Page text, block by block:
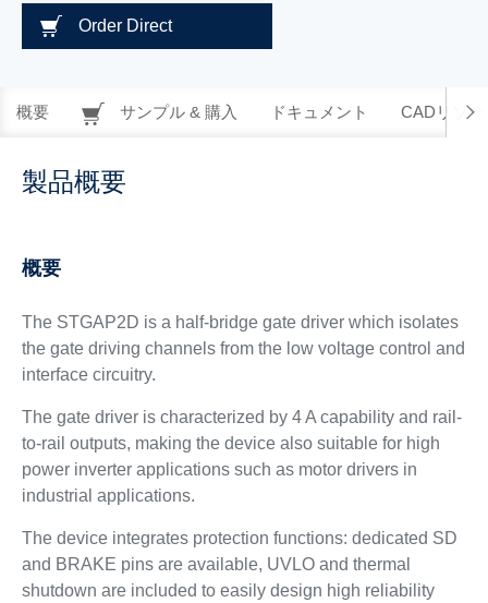
Order Direct
概要 サンプル & 購入 ドキュメント CADリソー
製品概要
概要
The STGAP2D is a half-bridge gate driver which isolates
the gate driving channels from the low voltage control and
interface circuitry.
The gate driver is characterized by 4 A capability and rail-
to-rail outputs, making the device also suitable for high
power inverter applications such as motor drivers in
industrial applications.
The device integrates protection functions: dedicated SD
and BRAKE pins are available, UVLO and thermal
shutdown are included to easily design high reliability